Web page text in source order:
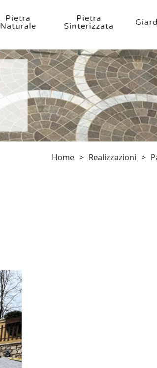
Pietra
Naturale
Pietra
Sinterizzata
Home > Realizzazioni >